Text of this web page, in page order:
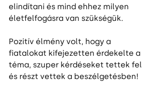
elindítani és mind ehhez milyen
életfelfogásra van szükségük.
Pozitív élmény volt, hogy a
fiatalokat kifejezetten érdekelte a
téma, szuper kérdéseket tettek fel
és részt vettek a beszélgetésben!